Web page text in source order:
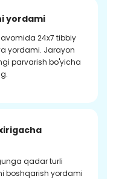
yordami
24x7 tibbiy
yordami. Jarayon
parvarish bo'yicha
qadar turli
boshqarish yordami